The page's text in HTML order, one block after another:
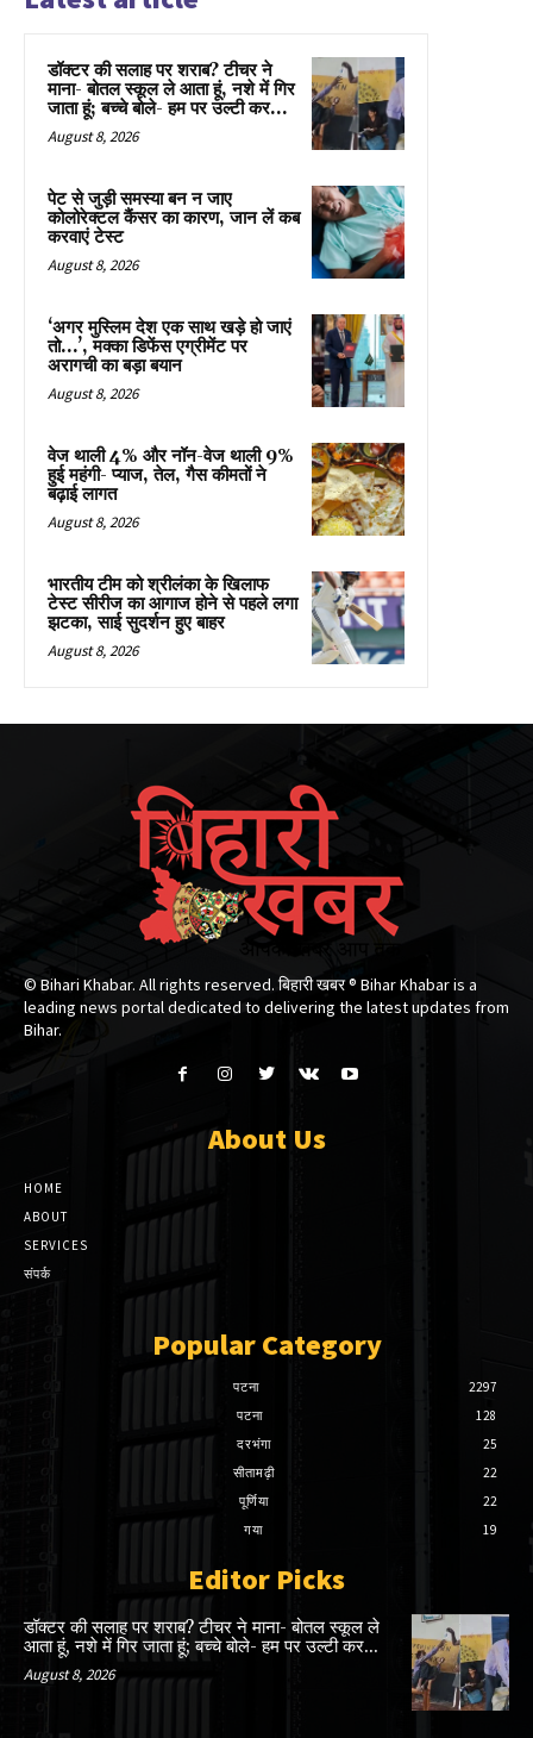
डॉक्टर की सलाह पर शराब? टीचर ने
माना- बोतल स्कूल ले आता हूं, नशे में गिर
जाता हूं; बच्चे बोले- हम पर उल्टी कर...
August 8, 2026
पेट से जुड़ी समस्या बन न जाए
कोलोरेक्टल कैंसर का कारण, जान लें कब
करवाएं टेस्ट
August 8, 2026
‘अगर मुस्लिम देश एक साथ खड़े हो जाएं
तो…’, मक्का डिफेंस एग्रीमेंट पर
अरागची का बड़ा बयान
August 8, 2026
वेज थाली 4% और नॉन-वेज थाली 9%
हुई महंगी- प्याज, तेल, गैस कीमतों ने
बढ़ाई लागत
August 8, 2026
भारतीय टीम को श्रीलंका के खिलाफ
टेस्ट सीरीज का आगाज होने से पहले लगा
झटका, साई सुदर्शन हुए बाहर
August 8, 2026
© Bihari Khabar. All rights reserved. बिहारी खबर ®​ Bihar Khabar is a
leading news portal dedicated to delivering the latest updates from
Bihar.
About Us
HOME
ABOUT
SERVICES
संपर्क
Popular Category
पटना
2297
पटना
128
दरभंगा
25
सीतामढ़ी
22
पूर्णिया
22
गया
19
Editor Picks
डॉक्टर की सलाह पर शराब? टीचर ने माना- बोतल स्कूल ले
आता हूं, नशे में गिर जाता हूं; बच्चे बोले- हम पर उल्टी कर...
August 8, 2026